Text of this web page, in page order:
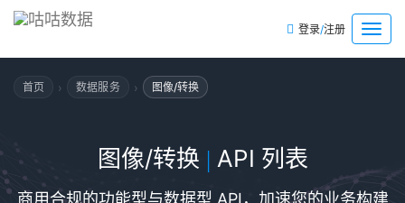
菜
单
登录/注册
首页 › 数据服务 › 图像/转换
图像/转换 | API 列表
商用合规的功能型与数据型 API，加速您的业务构建